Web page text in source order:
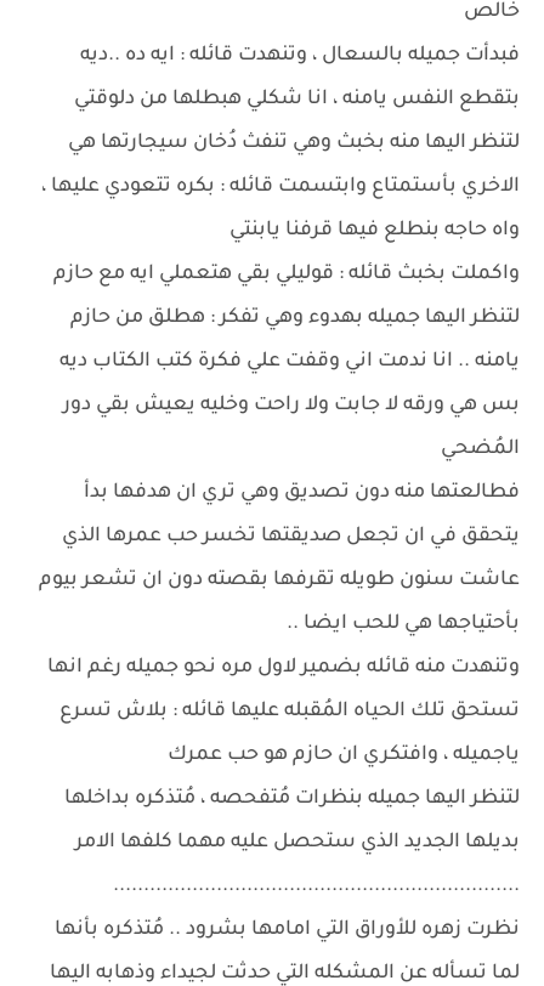
خالص
فبدأت جميله بالسعال ، وتنهدت قائله : ايه ده ..ديه
بتقطع النفس يامنه ، انا شكلي هبطلها من دلوقتي
لتنظر اليها منه بخبث وهي تنفث دُخان سيجارتها هي
الاخري بأستمتاع وابتسمت قائله : بكره تتعودي عليها ،
واه حاجه بنطلع فيها قرفنا يابنتي
واكملت بخبث قائله : قوليلي بقي هتعملي ايه مع حازم
لتنظر اليها جميله بهدوء وهي تفكر : هطلق من حازم
يامنه .. انا ندمت اني وقفت علي فكرة كتب الكتاب ديه
بس هي ورقه لا جابت ولا راحت وخليه يعيش بقي دور
المُضحي
فطالعتها منه دون تصديق وهي تري ان هدفها بدأ
يتحقق في ان تجعل صديقتها تخسر حب عمرها الذي
عاشت سنون طويله تقرفها بقصته دون ان تشعر بيوم
بأحتياجها هي للحب ايضا ..
وتنهدت منه قائله بضمير لاول مره نحو جميله رغم انها
تستحق تلك الحياه المُقبله عليها قائله : بلاش تسرع
ياجميله ، وافتكري ان حازم هو حب عمرك
لتنظر اليها جميله بنظرات مُتفحصه ، مُتذكره بداخلها
بديلها الجديد الذي ستحصل عليه مهما كلفها الامر
...................................................................
نظرت زهره للأوراق التي امامها بشرود .. مُتذكره بأنها
لما تسأله عن المشكله التي حدثت لجيداء وذهابه اليها